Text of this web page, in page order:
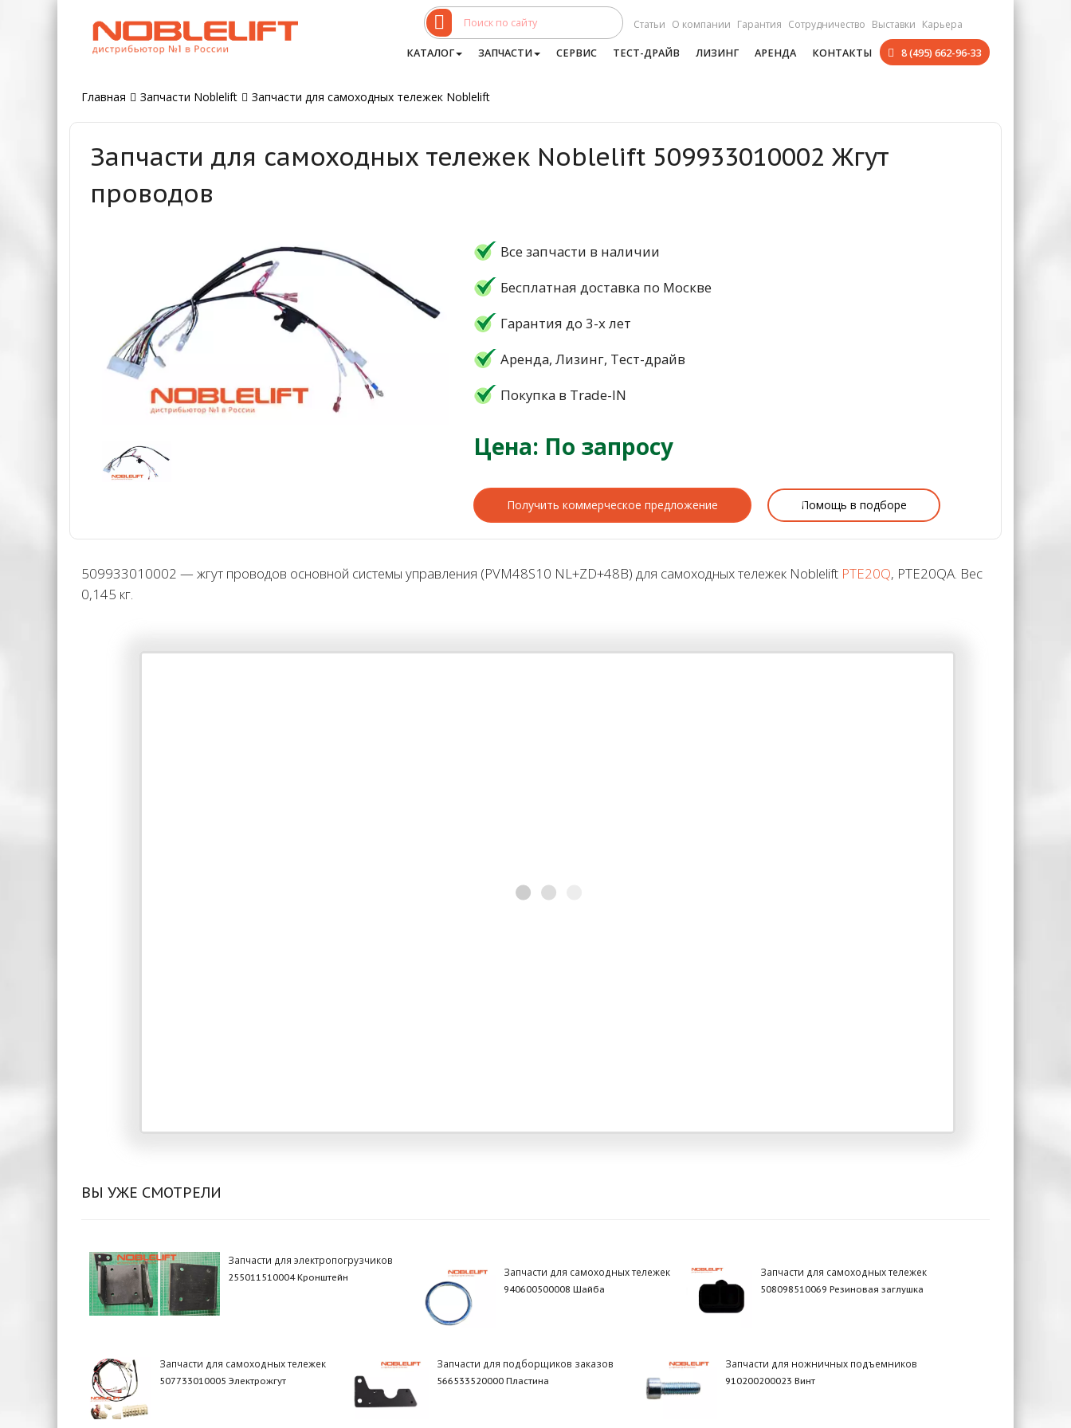
Статьи О компании Гарантия Сотрудничество Выставки Карьера
КАТАЛОГ ЗАПЧАСТИ СЕРВИС ТЕСТ-ДРАЙВ ЛИЗИНГ АРЕНДА КОНТАКТЫ 8 (495) 662-96-33
Главная Запчасти Noblelift Запчасти для самоходных тележек Noblelift
Запчасти для самоходных тележек Noblelift 509933010002 Жгут
проводов
Все запчасти в наличии
Бесплатная доставка по Москве
Гарантия до 3-х лет
Аренда, Лизинг, Тест-драйв
Покупка в Trade-IN
Цена: По запросу
Получить коммерческое предложение Помощь в подборе
509933010002 — жгут проводов основной системы управления (PVM48S10 NL+ZD+48В) для самоходных тележек Noblelift PTE20Q, PTE20QA. Вес
0,145 кг.
ВЫ УЖЕ СМОТРЕЛИ
Запчасти для электропогрузчиков
255011510004 Кронштейн Запчасти для самоходных тележек
940600500008 Шайба
Запчасти для самоходных тележек
508098510069 Резиновая заглушка
Запчасти для самоходных тележек
507733010005 Электрожгут
Запчасти для подборщиков заказов
566533520000 Пластина
Запчасти для ножничных подъемников
910200200023 Винт